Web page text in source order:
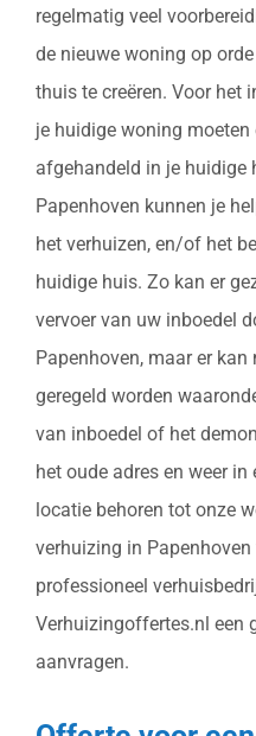
regelmatig veel
de nieuwe woning op
thuis te creëren. Voor het
je huidige woning moeten
afgehandeld in je huidige
Papenhoven kunnen je
het verhuizen, en/of het
huidige huis. Zo kan er
vervoer van uw inboedel
Papenhoven, maar er kan
geregeld worden
van inboedel of het
het oude adres en weer
locatie behoren tot onze
verhuizing in
professioneel
Verhuizingoffertes.nl een
aanvragen.